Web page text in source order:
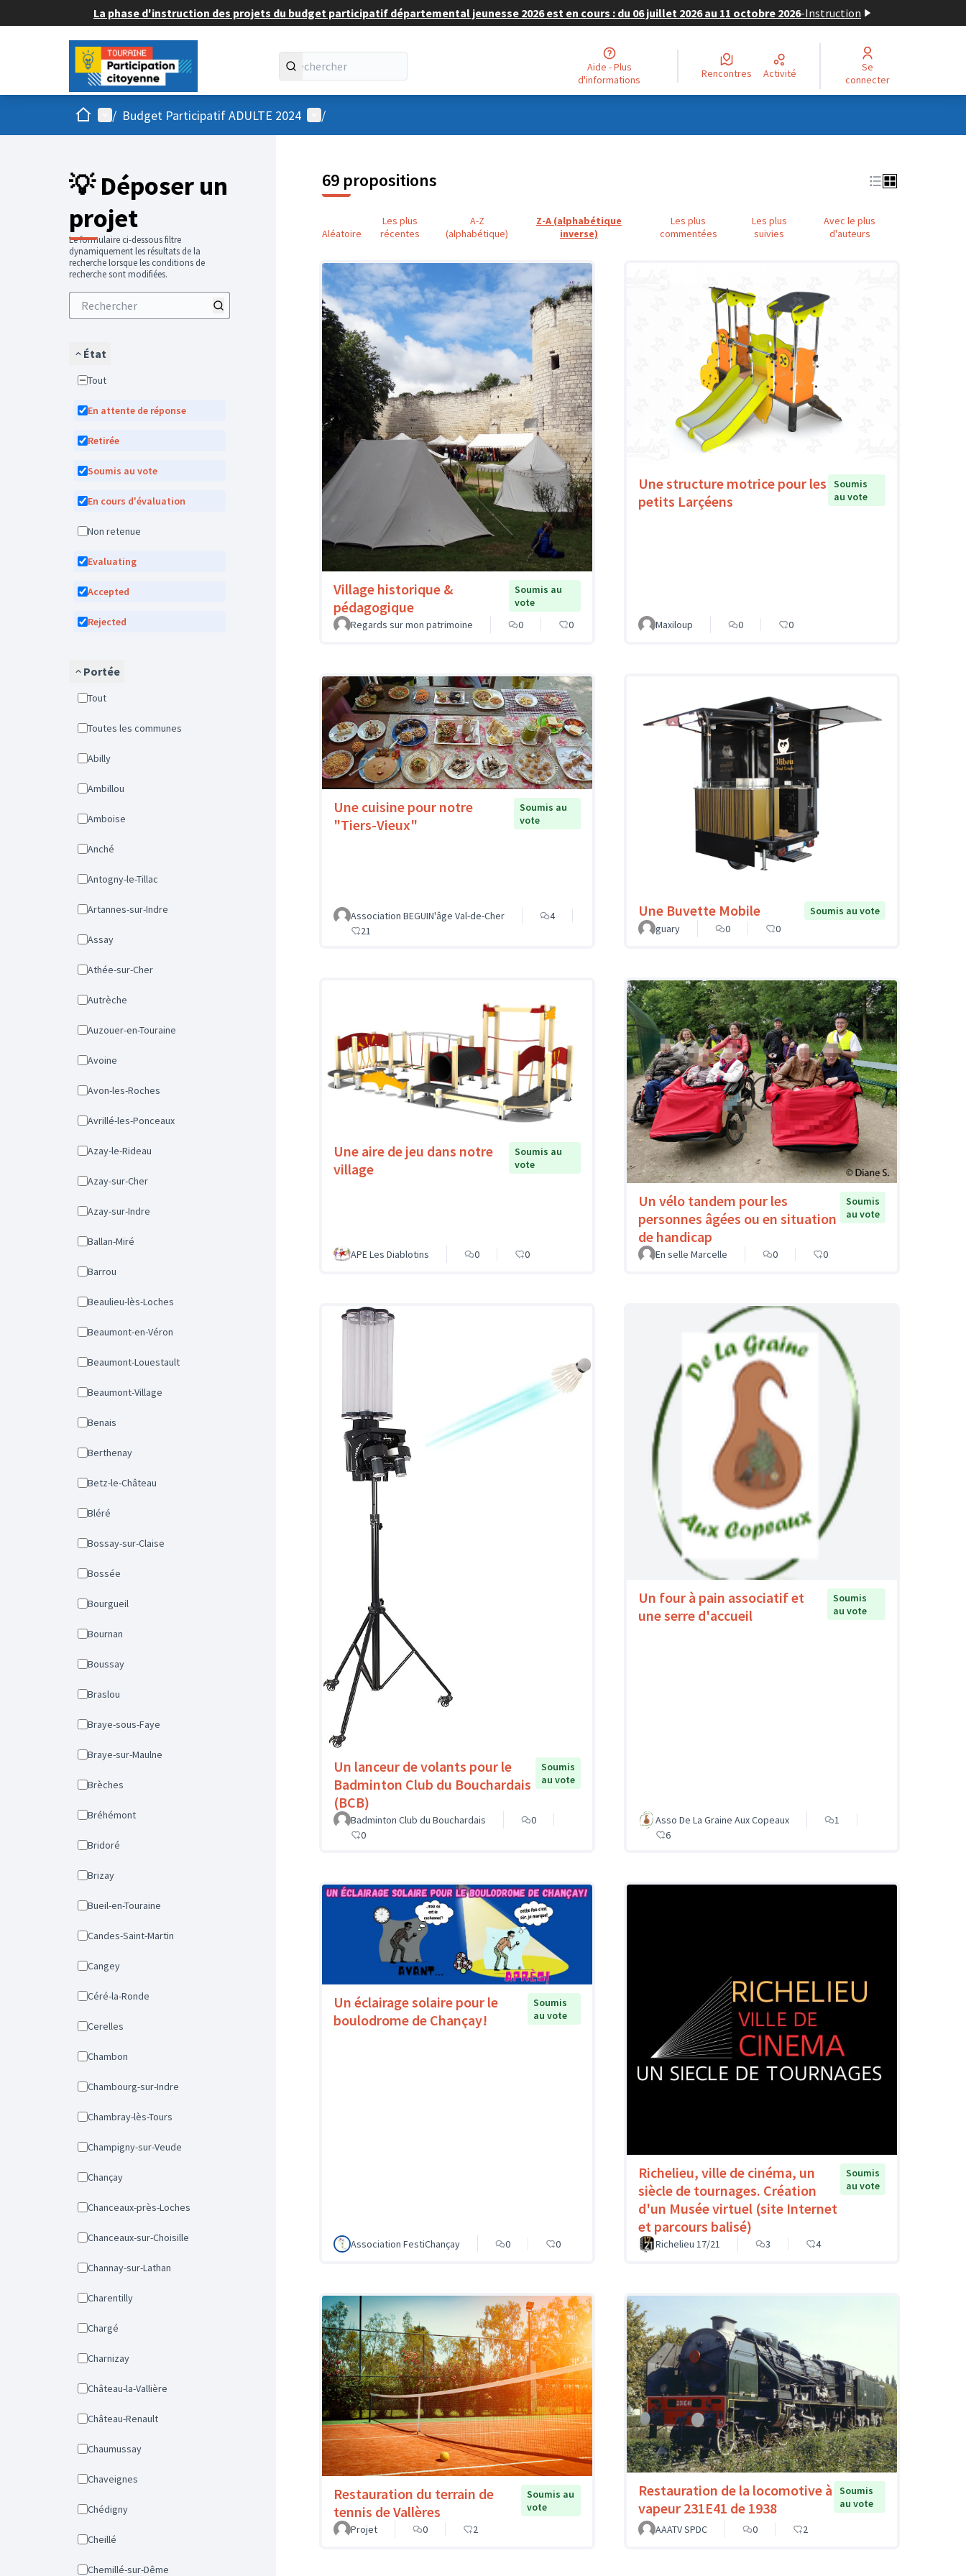
La phase d'instruction des projets du budget participatif départemental jeunesse 2026 est en cours : du 06 juillet 2026 au 11 octobre 2026-Instruction
Aide - Plus
d'informations
Rencontres Activité
Se
connecter
AccueilMenu principal
/ Budget Participatif ADULTE 2024 Menu utilisateur
/
💡 Déposer un
projet
Le formulaire ci-dessous filtre
dynamiquement les résultats de la
recherche lorsque les conditions de
recherche sont modifiées.
État
Tout
En attente de réponse
Retirée
Soumis au vote
En cours d'évaluation
Non retenue
Evaluating
Accepted
Rejected
Portée
Tout
Toutes les communes
Abilly
Ambillou
Amboise
Anché
Antogny-le-Tillac
Artannes-sur-Indre
Assay
Athée-sur-Cher
Autrèche
Auzouer-en-Touraine
Avoine
Avon-les-Roches
Avrillé-les-Ponceaux
Azay-le-Rideau
Azay-sur-Cher
Azay-sur-Indre
Ballan-Miré
Barrou
Beaulieu-lès-Loches
Beaumont-en-Véron
Beaumont-Louestault
Beaumont-Village
Benais
Berthenay
Betz-le-Château
Bléré
Bossay-sur-Claise
Bossée
Bourgueil
Bournan
Boussay
Braslou
Braye-sous-Faye
Braye-sur-Maulne
Brèches
Bréhémont
Bridoré
Brizay
Bueil-en-Touraine
Candes-Saint-Martin
Cangey
Céré-la-Ronde
Cerelles
Chambon
Chambourg-sur-Indre
Chambray-lès-Tours
Champigny-sur-Veude
Chançay
Chanceaux-près-Loches
Chanceaux-sur-Choisille
Channay-sur-Lathan
Charentilly
Chargé
Charnizay
Château-la-Vallière
Château-Renault
Chaumussay
Chaveignes
Chédigny
Cheillé
Chemillé-sur-Dême
69 propositions
Aléatoire
Les plus
récentes
A-Z
(alphabétique)
Z-A (alphabétique
inverse)
Les plus
commentées
Les plus
suivies
Avec le plus
d'auteurs
Village historique &
pédagogique
Soumis au
vote
Regards sur mon patrimoine
0 0
Une structure motrice pour les
petits Larçéens
Soumis
au vote
Maxiloup 0 0
Une cuisine pour notre
"Tiers-Vieux"
Soumis au
vote
Association BEGUIN'âge Val-de-Cher
4
21
Une Buvette Mobile
Soumis au vote
guary
0 0
Une aire de jeu dans notre
village
Soumis au
vote
APE Les Diablotins 0 0
Un vélo tandem pour les
personnes âgées ou en situation
de handicap
Soumis
au vote
En selle Marcelle 0 0
Un lanceur de volants pour le
Badminton Club du Bouchardais
(BCB)
Soumis
au vote
Badminton Club du Bouchardais
0
0
Un four à pain associatif et
une serre d'accueil
Soumis
au vote
Asso De La Graine Aux Copeaux
1
6
Un éclairage solaire pour le
boulodrome de Chançay!
Soumis
au vote
Association FestiChançay 0 0
Richelieu, ville de cinéma, un
siècle de tournages. Création
d'un Musée virtuel (site Internet
et parcours balisé)
Soumis
au vote
Richelieu 17/21 3 4
Restauration du terrain de
tennis de Vallères
Soumis au
vote
Projet
0 2
Restauration de la locomotive à
vapeur 231E41 de 1938
Soumis
au vote
AAATV SPDC
0 2